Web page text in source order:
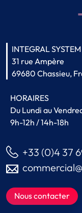
INTEGRAL SYSTEM
31 rue Ampère
69680 Chassieu,
HORAIRES
Du Lundi au
9h-12h / 14h-18h
+33 (0)4 37
Nous contacter